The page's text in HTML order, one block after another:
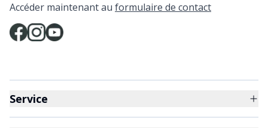
Accéder maintenant au formulaire de contact
Service